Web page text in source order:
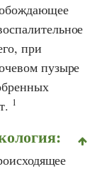
при
пузыре
1